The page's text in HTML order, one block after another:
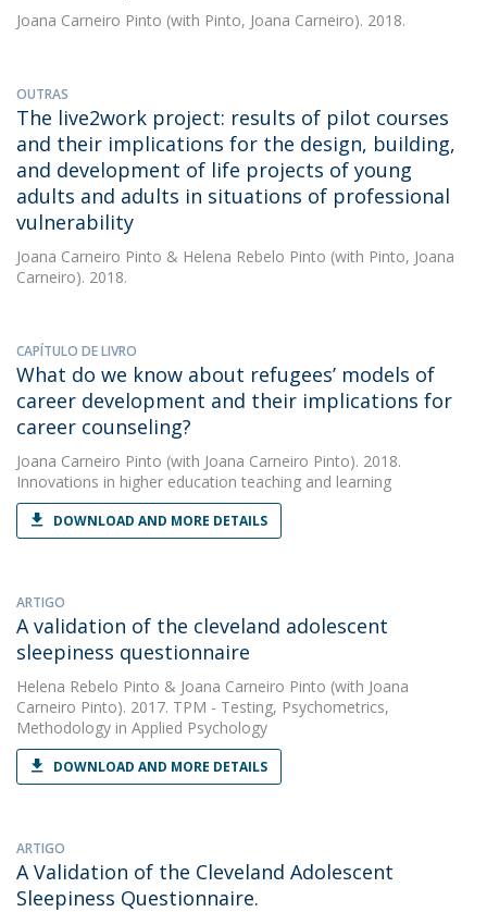
Joana Carneiro Pinto (with Pinto, Joana Carneiro). 2018.
OUTRAS
The live2work project: results of pilot courses
and their implications for the design, building,
and development of life projects of young
adults and adults in situations of professional
vulnerability
Joana Carneiro Pinto & Helena Rebelo Pinto (with Pinto, Joana
Carneiro). 2018.
CAPÍTULO DE LIVRO
What do we know about refugees’ models of
career development and their implications for
career counseling?
Joana Carneiro Pinto (with Joana Carneiro Pinto). 2018.
Innovations in higher education teaching and learning
DOWNLOAD AND MORE DETAILS
ARTIGO
A validation of the cleveland adolescent
sleepiness questionnaire
Helena Rebelo Pinto & Joana Carneiro Pinto (with Joana
Carneiro Pinto). 2017. TPM - Testing, Psychometrics,
Methodology in Applied Psychology
DOWNLOAD AND MORE DETAILS
ARTIGO
A Validation of the Cleveland Adolescent
Sleepiness Questionnaire.